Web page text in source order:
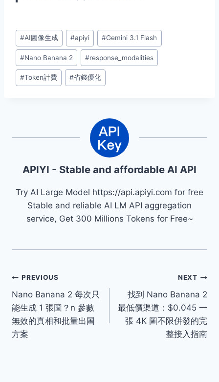
Post
Tags:
#AI圖像生成 #apiyi #Gemini 3.1 Flash
#Nano Banana 2 #response_modalities
#Token計費 #省錢優化
APIYI - Stable and affordable AI API
Try AI Large Model https://api.apiyi.com for free
Stable and reliable AI LM API aggregation
service, Get 300 Millions Tokens for Free~
文
章
導
覽
PREVIOUS
Nano Banana 2 每次只
能生成 1 張圖？n 參數
無效的真相和批量出圖
方案
NEXT
找到 Nano Banana 2
最低價渠道：$0.045 一
張 4K 圖不限併發的完
整接入指南